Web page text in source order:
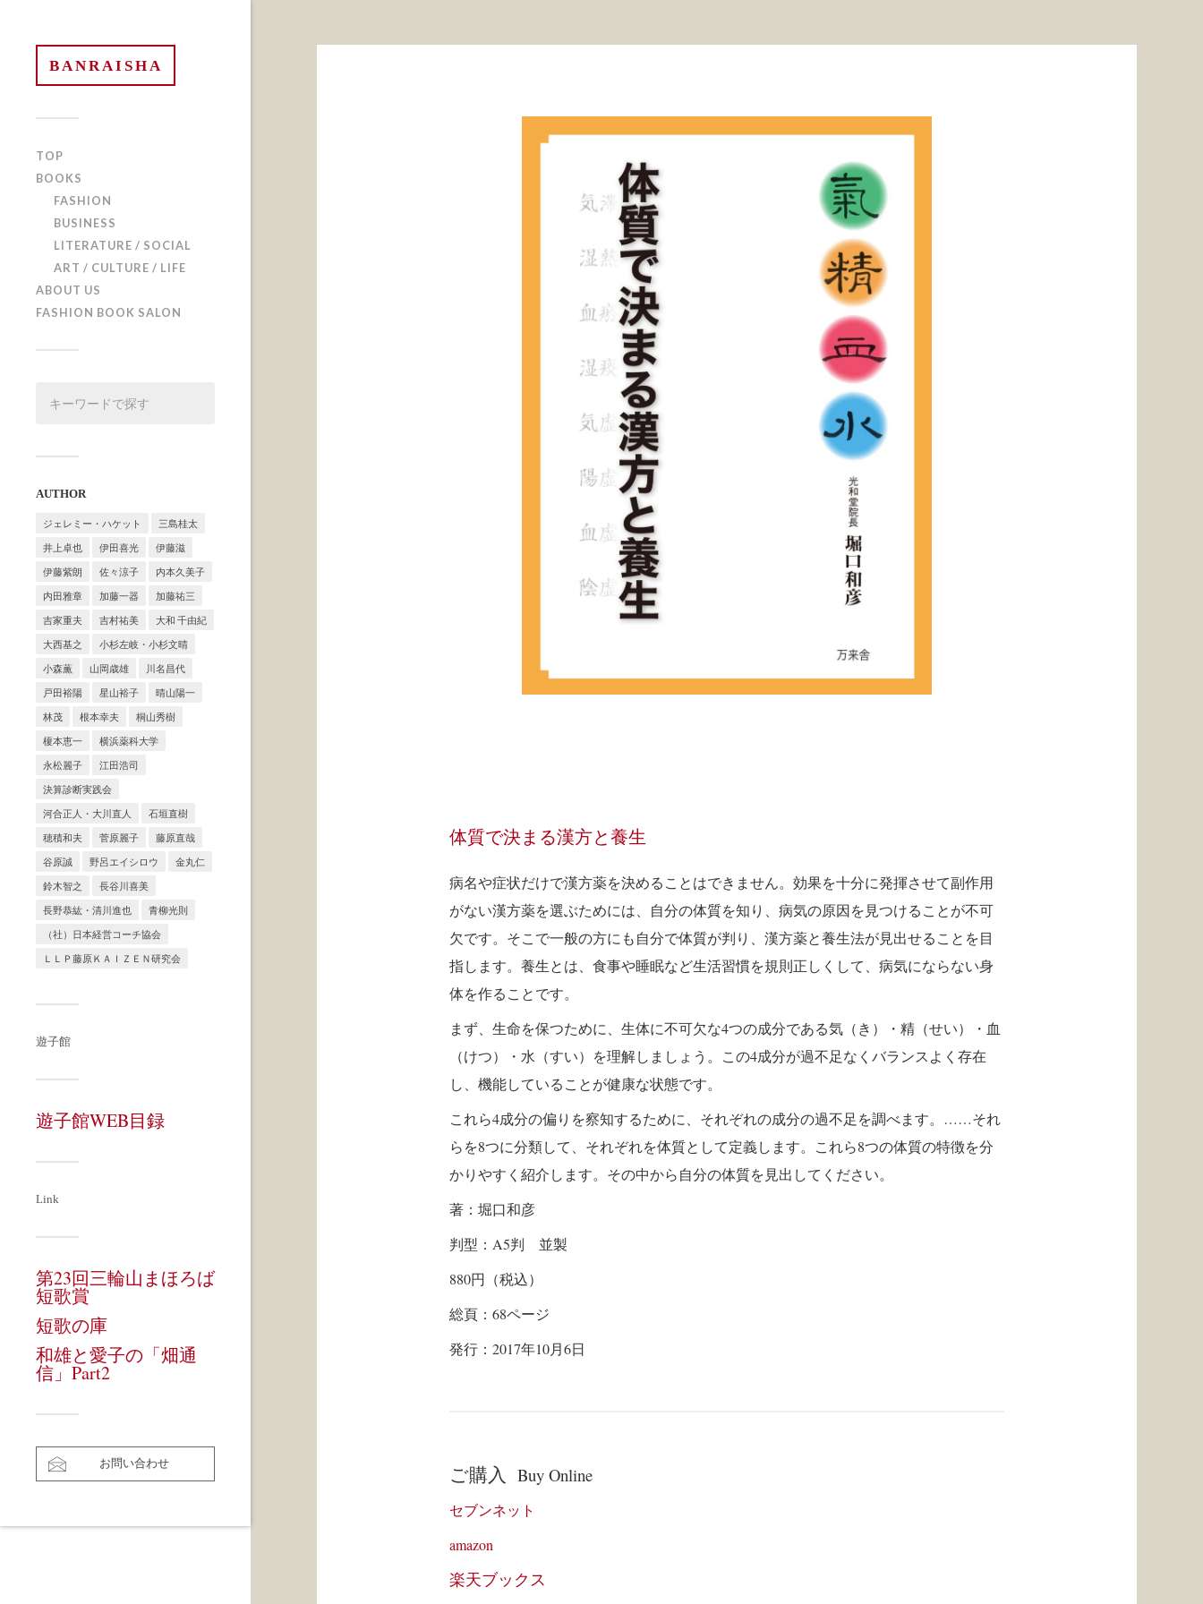
BANRAISHA
TOP
BOOKS
FASHION
BUSINESS
LITERATURE / SOCIAL
ART / CULTURE / LIFE
ABOUT US
FASHION BOOK SALON
AUTHOR
ジェレミー・ハケット 三島桂太
井上卓也 伊田喜光 伊藤滋
伊藤紫朗 佐々涼子 内本久美子
内田雅章 加藤一器 加藤祐三
吉家重夫 吉村祐美 大和 千由紀
大西基之 小杉左岐・小杉文晴
小森薫 山岡歳雄 川名昌代
戸田裕陽 星山裕子 晴山陽一
林茂 根本幸夫 桐山秀樹
榎本恵一 横浜薬科大学
永松麗子 江田浩司
決算診断実践会
河合正人・大川直人 石垣直樹
穂積和夫 菅原麗子 藤原直哉
谷原誠 野呂エイシロウ 金丸仁
鈴木智之 長谷川喜美
長野恭紘・清川進也 青柳光則
（社）日本経営コーチ協会
ＬＬＰ藤原ＫＡＩＺＥＮ研究会
遊子館
遊子館WEB目録
Link
第23回三輪山まほろば
短歌賞
短歌の庫
和雄と愛子の「畑通
信」Part2
お問い合わせ
体質で決まる漢方と養生
病名や症状だけで漢方薬を決めることはできません。効果を十分に発揮させて副作用
がない漢方薬を選ぶためには、自分の体質を知り、病気の原因を見つけることが不可
欠です。そこで一般の方にも自分で体質が判り、漢方薬と養生法が見出せることを目
指します。養生とは、食事や睡眠など生活習慣を規則正しくして、病気にならない身
体を作ることです。
まず、生命を保つために、生体に不可欠な4つの成分である気（き）・精（せい）・血
（けつ）・水（すい）を理解しましょう。この4成分が過不足なくバランスよく存在
し、機能していることが健康な状態です。
これら4成分の偏りを察知するために、それぞれの成分の過不足を調べます。……それ
らを8つに分類して、それぞれを体質として定義します。これら8つの体質の特徴を分
かりやすく紹介します。その中から自分の体質を見出してください。
著：堀口和彦
判型：A5判 並製
880円（税込）
総頁： 68ページ
発行： 2017年10月6日
ご購入 Buy Online
セブンネット
amazon
楽天ブックス